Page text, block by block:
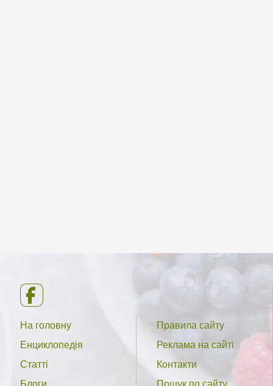
На головну
Енциклопедія
Статті
Блоги
Правила сайту
Реклама на сайті
Контакти
Пошук по сайту